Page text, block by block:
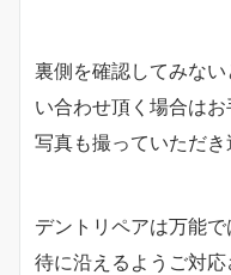
裏側を確認してみな
い合わせ頂く場合は
写真も撮っていただき
デントリペアは万能
待に沿えるようご対